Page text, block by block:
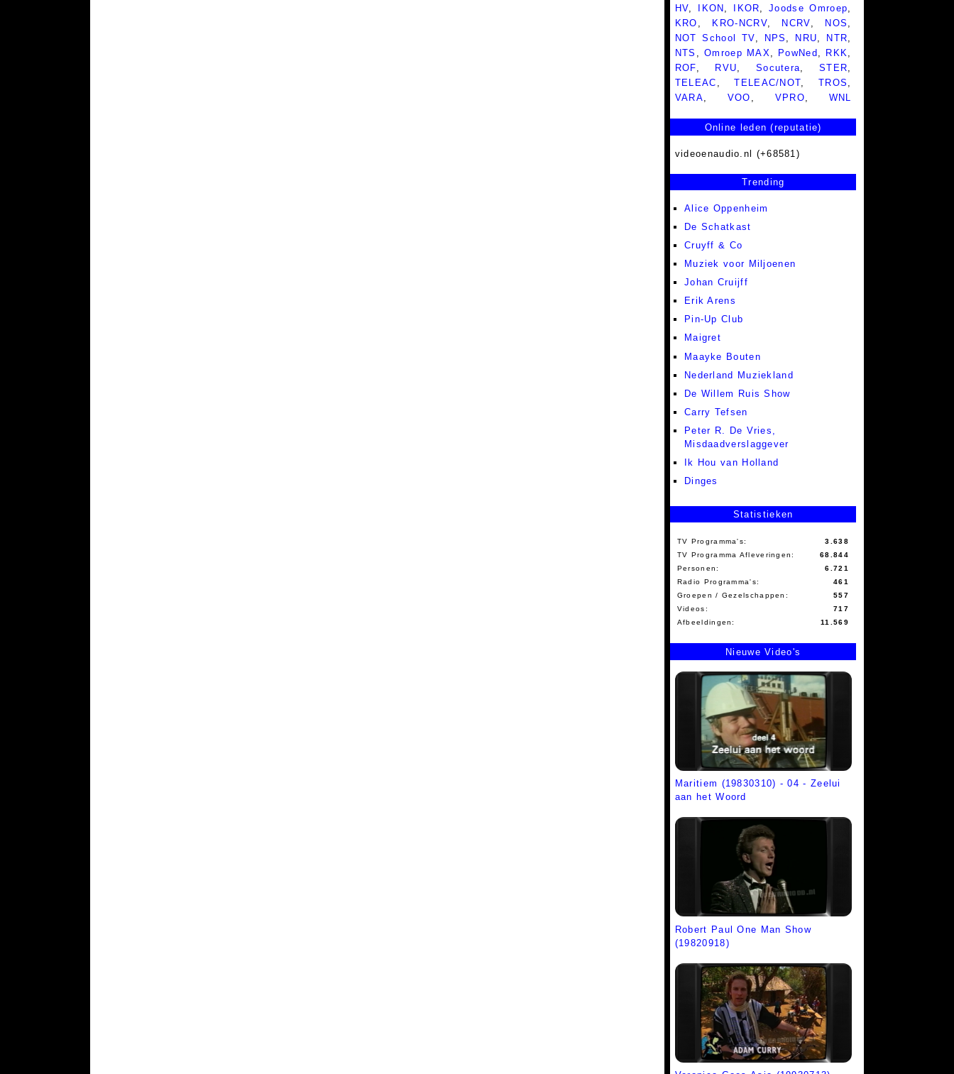
HV, IKON , IKOR,Joodse Omroep,
KRO , KRO-NCRV, NCRV, NOS ,
NOT School TV, NPS , NRU, NTR,
NTS ,Omroep MAX, PowNed , RKK,
ROF, RVU, Socutera,STER,
TELEAC ,TELEAC/NOT,TROS ,
VARA, VOO , VPRO, WNL
Online leden (reputatie)
videoenaudio.nl (+68581)
Trending
Alice Oppenheim
De Schatkast
Cruyff & Co
Muziek voor Miljoenen
Johan Cruijff
Erik Arens
Pin-Up Club
Maigret
Maayke Bouten
Nederland Muziekland
De Willem Ruis Show
Carry Tefsen
Peter R. De Vries,
Misdaadverslaggever
Ik Hou van Holland
Dinges
Statistieken
TV Programma's:
3.638
TV Programma Afleveringen:
68.844
Personen:
6.721
Radio Programma's:
461
Groepen / Gezelschappen:
557
Videos:
717
Afbeeldingen:
11.569
Nieuwe Video's
Maritiem (19830310) - 04 - Zeelui
aan het Woord
Robert Paul One Man Show
(19820918)